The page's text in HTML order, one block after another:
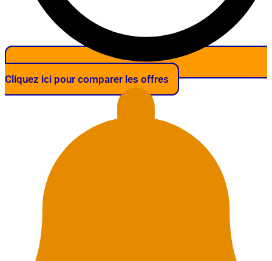
Cliquez ici pour comparer les offres